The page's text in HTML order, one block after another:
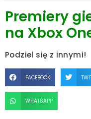
Premiery
na Xbox
Podziel się z innymi!
FACEBOOK
WHATSAPP